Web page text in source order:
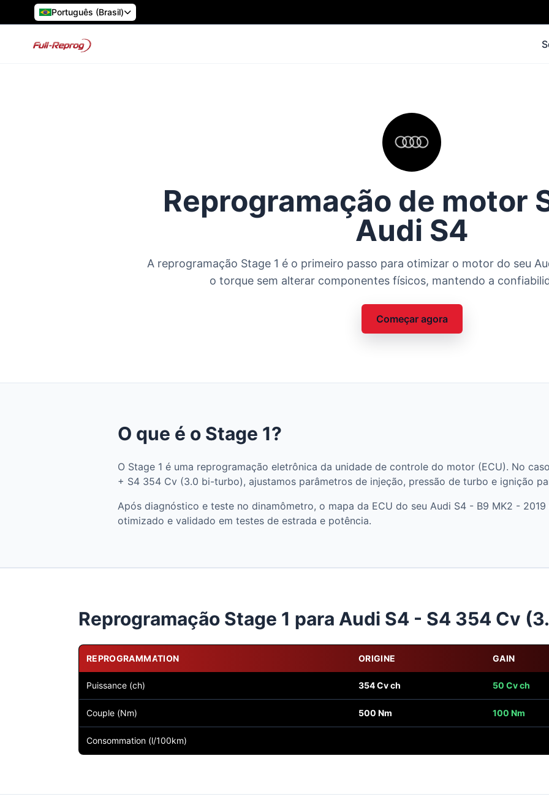
Português (Brasil)
Reprogramação de motor
Audi S4
A reprogramação Stage 1 é o primeiro passo para otimizar o motor do seu
o torque sem alterar componentes físicos, mantendo a
Começar agora
O que é o Stage 1?
O Stage 1 é uma reprogramação eletrônica da unidade de controle do motor (ECU). No
+ S4 354 Cv (3.0 bi-turbo), ajustamos parâmetros de injeção, pressão de turbo e ignição
Após diagnóstico e teste no dinamômetro, o mapa da ECU do seu Audi S4 - B9 MK2 -
otimizado e validado em testes de estrada e potência.
Reprogramação Stage 1 para Audi S4 - S4 354 Cv
REPROGRAMMATION ORIGINE GAIN
Puissance (ch) 354 Cv ch 50 Cv ch
Couple (Nm) 500 Nm 100 Nm
Consommation (l/100km)